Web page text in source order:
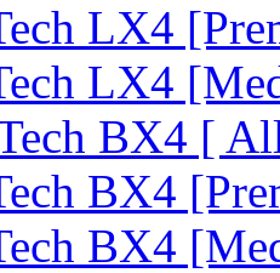
LX4
LX4
BX4 [
BX4
BX4